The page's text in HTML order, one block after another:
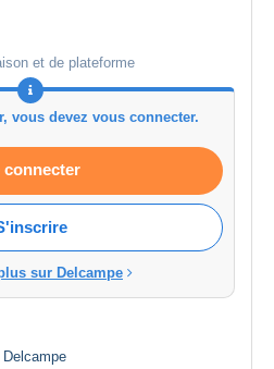
et de plateforme
vous devez vous connecter.
connecter
sur Delcampe
Delcampe